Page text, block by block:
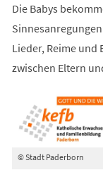
Die Babys
Lieder, Reime und
zwischen Eltern
© Stadt Paderborn